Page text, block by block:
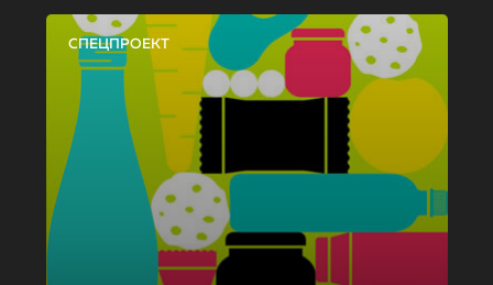
СПЕЦПРОЕКТ